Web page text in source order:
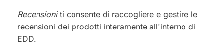
Recensioniti consente di raccogliere e gestire le
recensioni dei prodotti interamente all'interno di
EDD.